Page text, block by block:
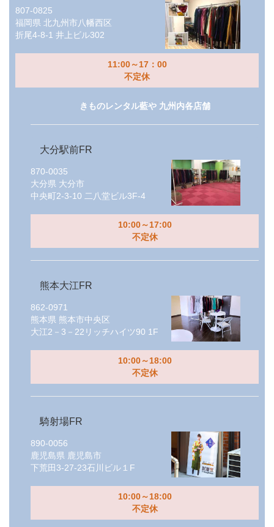
807-0825
福岡県 北九州市八幡西区
折尾4-8-1 井上ビル302
11:00～17：00
不定休
きものレンタル藍や 九州内各店舗
大分駅前FR
870-0035
大分県 大分市
中央町2-3-10 二八堂ビル3F-4
10:00～17:00
不定休
熊本大江FR
862-0971
熊本県 熊本市中央区
大江2－3－22リッチハイツ90 1F
10:00～18:00
不定休
騎射場FR
890-0056
鹿児島県 鹿児島市
下荒田3-27-23石川ビル１F
10:00～18:00
不定休